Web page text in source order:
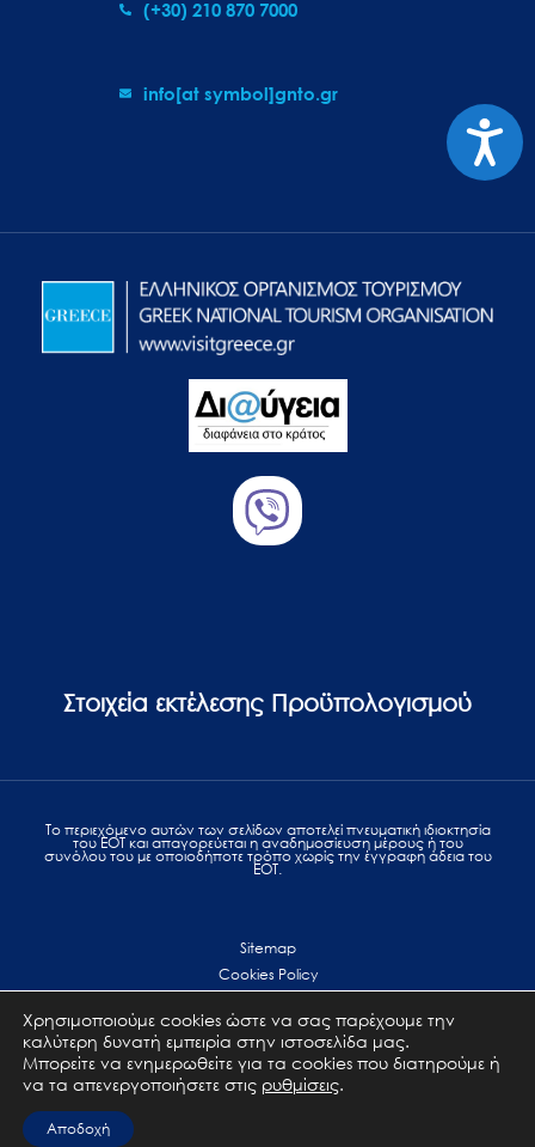
(+30) 210 870 7000
info[at symbol]gnto.gr
Στοιχεία εκτέλεσης Προϋπολογισμού
Το περιεχόμενο αυτών των σελίδων αποτελεί πvευματική ιδιοκτησία
του ΕΟΤ και απαγορεύεται η αναδημοσίευση μέρους ή του
συνόλου του με οποιοδήποτε τρόπο χωρίς την έγγραφη άδεια του
ΕΟΤ.
Sitemap
Cookies Policy
Terms of use
Επικοινωνία
Χρησιμοποιούμε cookies ώστε να σας παρέχουμε την
καλύτερη δυνατή εμπειρία στην ιστοσελίδα μας.
Μπορείτε να ενημερωθείτε για τα cookies που διατηρούμε ή
να τα απενεργοποιήσετε στις ρυθμίσεις.
Αποδοχή